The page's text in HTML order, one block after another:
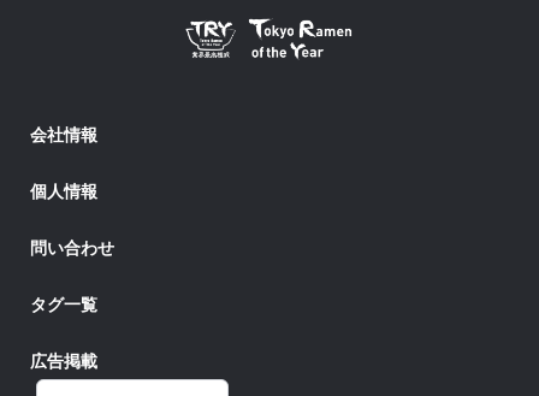
会社情報
個人情報
問い合わせ
タグ一覧
広告掲載